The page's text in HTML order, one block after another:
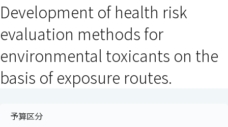
ウで開きます）
ンドウで開きます）
ウインドウで開きます）
Development of health risk
evaluation methods for
environmental toxicants on the
basis of exposure routes.
予算区分